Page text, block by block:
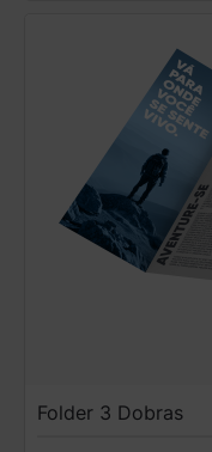
Folder 3 Dobras